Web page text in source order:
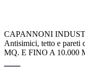
CAPANNONI
Antisimici, tetto e pareti
MQ. E FINO A 10.000